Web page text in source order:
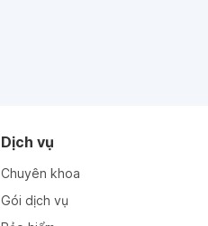
Dịch vụ
Chuyên khoa
Gói dịch vụ